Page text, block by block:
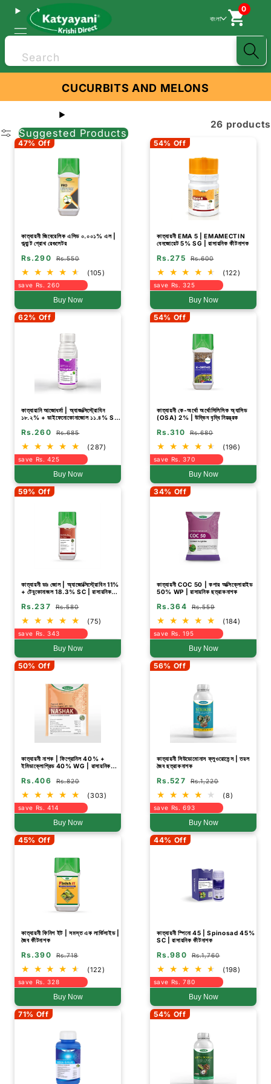
বাংলা
0
Search
CUCURBITS AND MELONS
Suggested Products
26 products
47% Off
কাত্যায়নী জিবেরেলিক এসিড ০.০০১% এল |
প্ল্যান্ট গ্রোথ রেগুলেটর
Rs.290 Rs.550
(105)
save Rs. 260
Buy Now
54% Off
কাত্যায়নী EMA 5 | EMAMECTIN
বেনজোয়েট 5% SG | রাসায়নিক কীটনাশক
Rs.275 Rs.600
(122)
save Rs. 325
Buy Now
62% Off
কাত্যায়ানি আজোধর্মা | অ্যাজক্সিস্ট্রোবিন
১৮.২% + ডাইফেনোকোনাজোল ১১.৪% SC
Rs.260 Rs.685
(287)
save Rs. 425
Buy Now
54% Off
কাত্যায়নী কে-অর্থো অর্থোসিলিসিক অ্যাসিড
(OSA) 2% | উদ্ভিদ বৃদ্ধি নিয়ন্ত্রক
Rs.310 Rs.680
(196)
save Rs. 370
Buy Now
59% Off
কাত্যায়নী ডাঃ জোল | অ্যাজোক্সিস্ট্রোবিন 11%
+ টেবুকোনাজল 18.3% SC | রাসায়নিক
Rs.237 Rs.580
(75)
save Rs. 343
Buy Now
34% Off
কাত্যায়নী COC 50 | কপার অক্সিক্লোরাইড
50% WP | রাসায়নিক ছত্রাকনাশক
Rs.364 Rs.559
(184)
save Rs. 195
Buy Now
50% Off
কাত্যায়নী নাশক | ফিপ্রোনিল 40% +
ইমিডাক্লোপ্রিড 40% WG | রাসায়নিক
Rs.406 Rs.820
(303)
save Rs. 414
Buy Now
56% Off
কাত্যায়নী সিউডোমোনাস ফ্লুওরোসেন্স | তরল
জৈব ছত্রাকনাশক
Rs.527 Rs.1,220
(8)
save Rs. 693
Buy Now
45% Off
কাত্যায়নী ফিনিশ ইট | সমস্ত এক লার্ভিসাইড |
জৈব কীটনাশক
Rs.390 Rs.718
(122)
save Rs. 328
Buy Now
44% Off
কাত্যায়নী স্পিনো 45 | Spinosad 45%
SC | রাসায়নিক কীটনাশক
Rs.980 Rs.1,760
(198)
save Rs. 780
Buy Now
71% Off 54% Off